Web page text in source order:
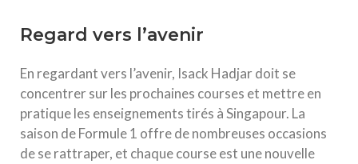
Regard vers l’avenir
En regardant vers l’avenir, Isack Hadjar doit se
concentrer sur les prochaines courses et mettre en
pratique les enseignements tirés à Singapour. La
saison de Formule 1 offre de nombreuses occasions
de se rattraper, et chaque course est une nouvelle